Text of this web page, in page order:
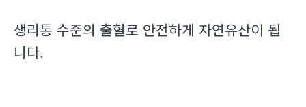
생리통 수준의 출혈로 안전하게 자연유산이 됩
니다.